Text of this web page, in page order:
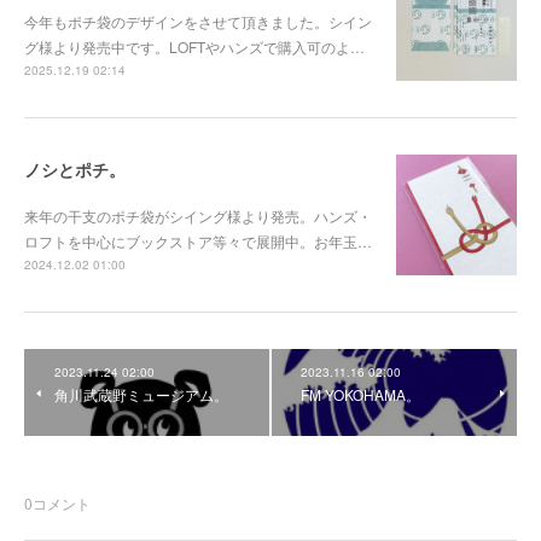
今年もポチ袋のデザインをさせて頂きました。シイン
グ様より発売中です。LOFTやハンズで購入可のよ…
2025.12.19 02:14
ノシとポチ。
来年の干支のポチ袋がシイング様より発売。ハンズ・
ロフトを中心にブックストア等々で展開中。お年玉…
2024.12.02 01:00
2023.11.24 02:00
角川武蔵野ミュージアム。
2023.11.16 02:00
FM YOKOHAMA。
0コメント